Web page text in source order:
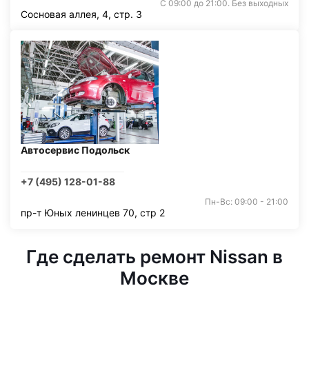
С 09:00 до 21:00. Без выходных
Сосновая аллея, 4, стр. 3
Автосервис Подольск
+7 (495) 128-01-88
Пн-Вс: 09:00 - 21:00
пр-т Юных ленинцев 70, стр 2
Где сделать ремонт Nissan в
Москве